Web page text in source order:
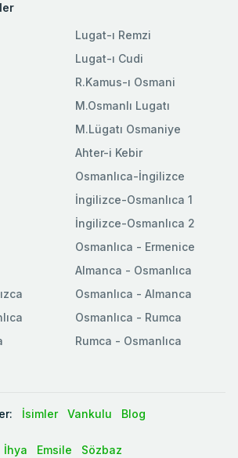
Lugat-ı Remzi
Lugat-ı Cudi
R.Kamus-ı Osmani
M.Osmanlı Lugatı
M.Lügatı Osmaniye
Ahter-i Kebir
Osmanlıca-İngilizce
İngilizce-Osmanlıca 1
İngilizce-Osmanlıca 2
Osmanlıca - Ermenice
Almanca - Osmanlıca
Osmanlıca - Almanca
Osmanlıca - Rumca
Rumca - Osmanlıca
İsimler Vankulu Blog
İhya Emsile Sözbaz